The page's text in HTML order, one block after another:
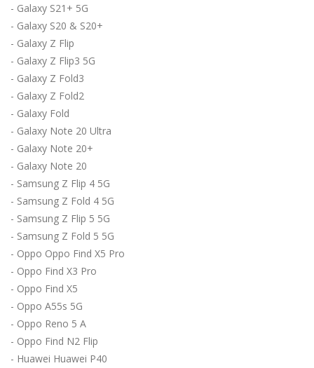
- Galaxy S21+ 5G
- Galaxy S20 & S20+
- Galaxy Z Flip
- Galaxy Z Flip3 5G
- Galaxy Z Fold3
- Galaxy Z Fold2
- Galaxy Fold
- Galaxy Note 20 Ultra
- Galaxy Note 20+
- Galaxy Note 20
- Samsung Z Flip 4 5G
- Samsung Z Fold 4 5G
- Samsung Z Flip 5 5G
- Samsung Z Fold 5 5G
- Oppo Oppo Find X5 Pro
- Oppo Find X3 Pro
- Oppo Find X5
- Oppo A55s 5G
- Oppo Reno 5 A
- Oppo Find N2 Flip
- Huawei Huawei P40